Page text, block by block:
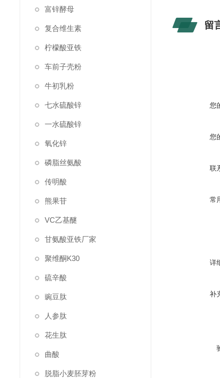
富锌酵母
复合维生素
柠檬酸亚铁
车前子壳粉
牛初乳粉
七水硫酸锌
一水硫酸锌
氧化锌
磷脂丝氨酸
传明酸
熊果苷
VC乙基醚
甘氨酸亚铁厂家
聚维酮K30
硫辛酸
豌豆肽
人参肽
花生肽
曲酸
脱脂小麦胚芽粉
留
您
您
联
常
详
补